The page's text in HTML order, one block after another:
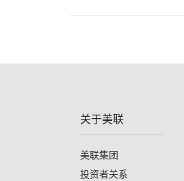
关于美联
美联集团
投资者关系